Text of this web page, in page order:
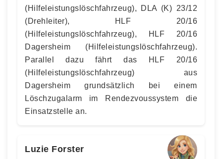
(Hilfeleistungslöschfahrzeug), DLA (K) 23/12
(Drehleiter), HLF 20/16
(Hilfeleistungslöschfahrzeug), HLF 20/16
Dagersheim (Hilfeleistungslöschfahrzeug).
Parallel dazu fährt das HLF 20/16
(Hilfeleistungslöschfahrzeug) aus
Dagersheim grundsätzlich bei einem
Löschzugalarm im Rendezvoussystem die
Einsatzstelle an.
Luzie Forster